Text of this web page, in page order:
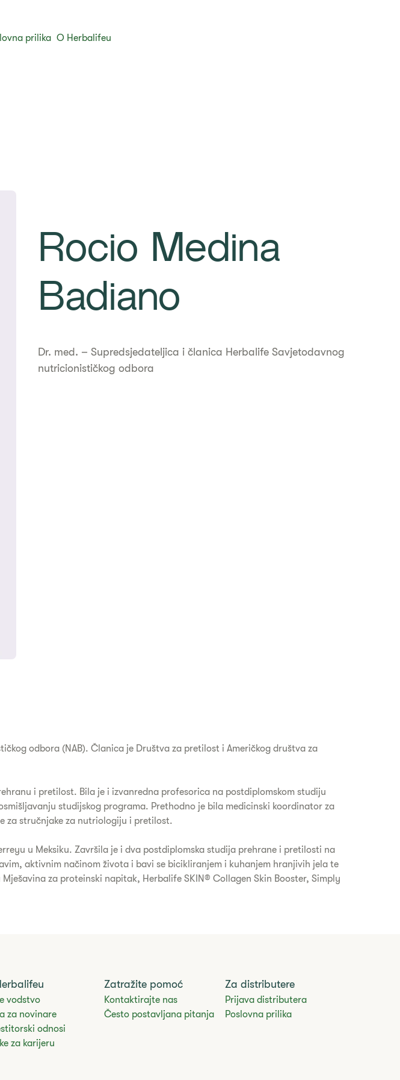
prilika O Herbalifeu
Rocio Medina
Badiano
Dr. med. – Supredsjedateljica i članica Herbalife Savjetodavnog
nutricionističkog odbora
odbora (NAB). Članica je Društva za pretilost i Američkog društva za
i pretilost. Bila je i izvanredna profesorica na postdiplomskom studiju
studijskog programa. Prethodno je bila medicinski koordinator za
za stručnjake za nutriologiju i pretilost.
u Meksiku. Završila je i dva postdiplomska studija prehrane i pretilosti na
aktivnim načinom života i bavi se bicikliranjem i kuhanjem hranjivih jela te
za proteinski napitak, Herbalife SKIN® Collagen Skin Booster, Simply
vodstvo
za novinare
odnosi
za karijeru
Zatražite pomoć
Kontaktirajte nas
Često postavljana pitanja
Za distributere
Prijava distributera
Poslovna prilika